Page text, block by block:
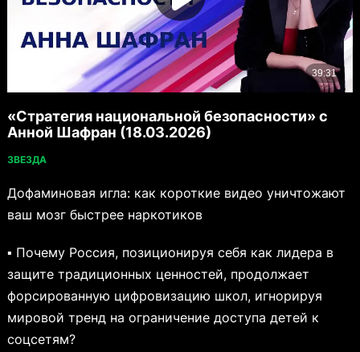
«Стратегия национальной безопасности» с
Анной Шафран (18.03.2026)
ЗВЕЗДА
Дофаминовая игла: как короткие видео уничтожают
ваш мозг быстрее наркотиков
▪ Почему Россия, позиционируя себя как лидера в
защите традиционных ценностей, продолжает
форсированную цифровизацию школ, игнорируя
мировой тренд на ограничение доступа детей к
соцсетям?